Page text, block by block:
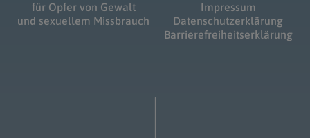
für Opfer von Gewalt
und sexuellem Missbrauch
Impressum
Datenschutzerklärung
Barrierefreiheitserklärung